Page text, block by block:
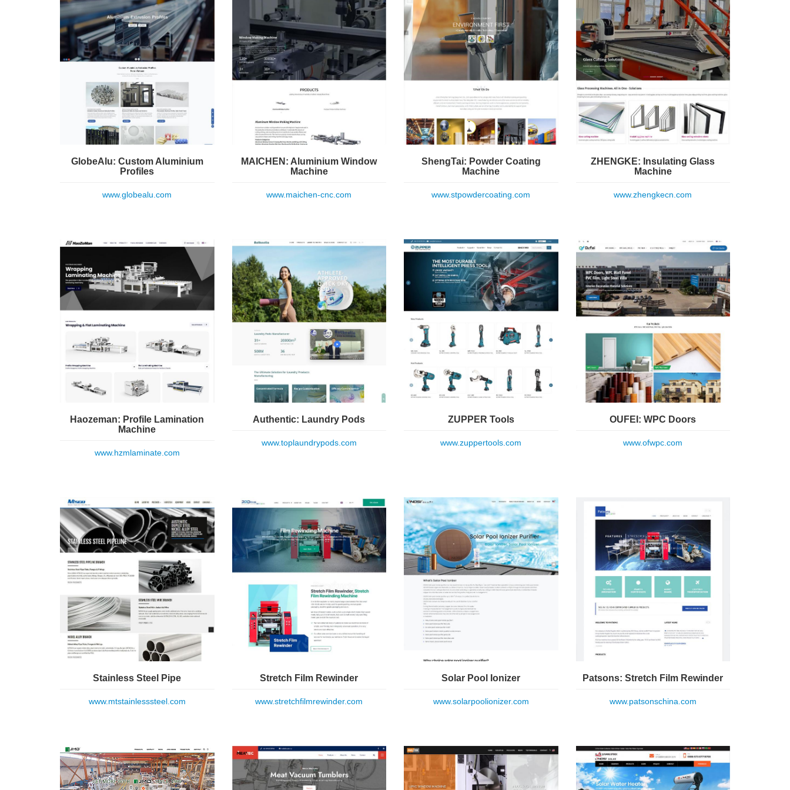
GlobeAlu: Custom Aluminium
Profiles
www.globealu.com
MAICHEN: Aluminium Window
Machine
www.maichen-cnc.com
ShengTai: Powder Coating
Machine
www.stpowdercoating.com
ZHENGKE: Insulating Glass
Machine
www.zhengkecn.com
Haozeman: Profile Lamination
Machine
www.hzmlaminate.com
Authentic: Laundry Pods
www.toplaundrypods.com
ZUPPER Tools
www.zuppertools.com
OUFEI: WPC Doors
www.ofwpc.com
Stainless Steel Pipe
www.mtstainlesssteel.com
Stretch Film Rewinder
www.stretchfilmrewinder.com
Solar Pool Ionizer
www.solarpoolionizer.com
Patsons: Stretch Film Rewinder
www.patsonschina.com